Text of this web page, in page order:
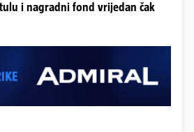
i nagradni fond vrijedan čak